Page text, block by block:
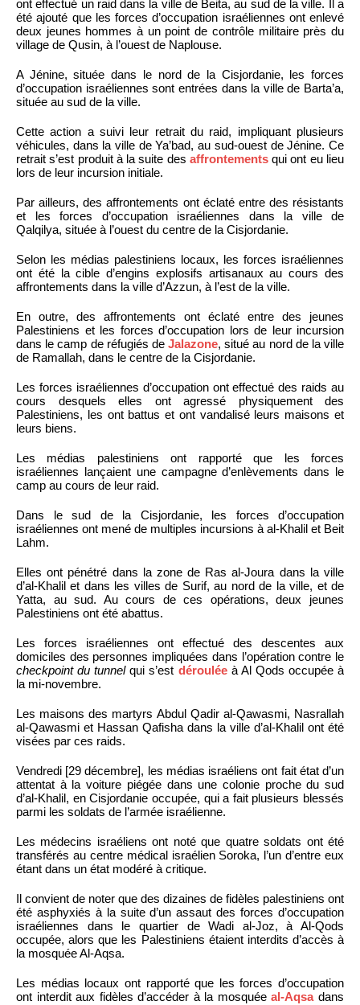
ont effectué un raid dans la ville de Beita, au sud de la ville. Il a
été ajouté que les forces d’occupation israéliennes ont enlevé
deux jeunes hommes à un point de contrôle militaire près du
village de Qusin, à l’ouest de Naplouse.
A Jénine, située dans le nord de la Cisjordanie, les forces
d’occupation israéliennes sont entrées dans la ville de Barta’a,
située au sud de la ville.
Cette action a suivi leur retrait du raid, impliquant plusieurs
véhicules, dans la ville de Ya’bad, au sud-ouest de Jénine. Ce
retrait s’est produit à la suite des affrontementsqui ont eu lieu
lors de leur incursion initiale.
Par ailleurs, des affrontements ont éclaté entre des résistants
et les forces d’occupation israéliennes dans la ville de
Qalqilya, située à l’ouest du centre de la Cisjordanie.
Selon les médias palestiniens locaux, les forces israéliennes
ont été la cible d’engins explosifs artisanaux au cours des
affrontements dans la ville d’Azzun, à l’est de la ville.
En outre, des affrontements ont éclaté entre des jeunes
Palestiniens et les forces d’occupation lors de leur incursion
dans le camp de réfugiés de Jalazone, situé au nord de la ville
de Ramallah, dans le centre de la Cisjordanie.
Les forces israéliennes d’occupation ont effectué des raids au
cours desquels elles ont agressé physiquement des
Palestiniens, les ont battus et ont vandalisé leurs maisons et
leurs biens.
Les médias palestiniens ont rapporté que les forces
israéliennes lançaient une campagne d’enlèvements dans le
camp au cours de leur raid.
Dans le sud de la Cisjordanie, les forces d’occupation
israéliennes ont mené de multiples incursions à al-Khalil et Beit
Lahm.
Elles ont pénétré dans la zone de Ras al-Joura dans la ville
d’al-Khalil et dans les villes de Surif, au nord de la ville, et de
Yatta, au sud. Au cours de ces opérations, deux jeunes
Palestiniens ont été abattus.
Les forces israéliennes ont effectué des descentes aux
domiciles des personnes impliquées dans l’opération contre le
checkpoint du tunnelqui s’est dérouléeà Al Qods occupée à
la mi-novembre.
Les maisons des martyrs Abdul Qadir al-Qawasmi, Nasrallah
al-Qawasmi et Hassan Qafisha dans la ville d’al-Khalil ont été
visées par ces raids.
Vendredi [29 décembre], les médias israéliens ont fait état d’un
attentat à la voiture piégée dans une colonie proche du sud
d’al-Khalil, en Cisjordanie occupée, qui a fait plusieurs blessés
parmi les soldats de l’armée israélienne.
Les médecins israéliens ont noté que quatre soldats ont été
transférés au centre médical israélien Soroka, l’un d’entre eux
étant dans un état modéré à critique.
Il convient de noter que des dizaines de fidèles palestiniens ont
été asphyxiés à la suite d’un assaut des forces d’occupation
israéliennes dans le quartier de Wadi al-Joz, à Al-Qods
occupée, alors que les Palestiniens étaient interdits d’accès à
la mosquée Al-Aqsa.
Les médias locaux ont rapporté que les forces d’occupation
ont interdit aux fidèles d’accéder à la mosquéeal-Aqsadans